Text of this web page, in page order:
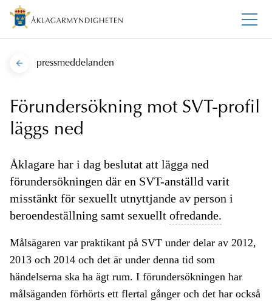
pressmeddelanden
Förundersökning mot SVT-profil
läggs ned
Åklagare har i dag beslutat att lägga ned
förundersökningen där en SVT-anställd varit
misstänkt för sexuellt utnyttjande av person i
beroendeställning samt sexuellt ofredande.
Målsägaren var praktikant på SVT under delar av 2012,
2013 och 2014 och det är under denna tid som
händelserna ska ha ägt rum. I förundersökningen har
målsäganden förhörts ett flertal gånger och det har också